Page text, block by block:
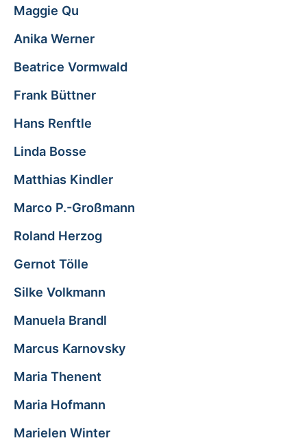
Maggie Qu
Anika Werner
Beatrice Vormwald
Frank Büttner
Hans Renftle
Linda Bosse
Matthias Kindler
Marco P.-Großmann
Roland Herzog
Gernot Tölle
Silke Volkmann
Manuela Brandl
Marcus Karnovsky
Maria Thenent
Maria Hofmann
Marielen Winter